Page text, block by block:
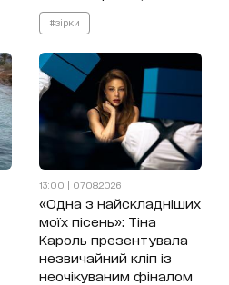
#зірки
13:00 | 07.08.2026
«Одна з найскладніших
моїх пісень»: Тіна
Кароль презентувала
незвичайний кліп із
неочікуваним фіналом